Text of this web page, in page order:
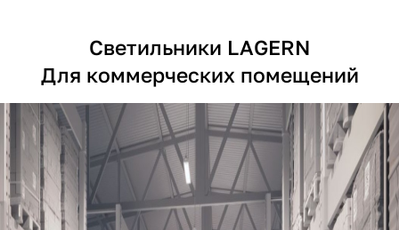
Светильники LAGERN
Для коммерческих помещений